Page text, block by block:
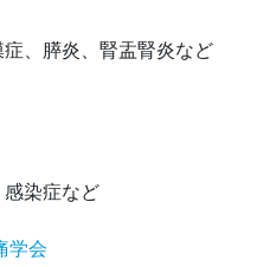
、膵炎、腎盂腎炎など
染症など
学会